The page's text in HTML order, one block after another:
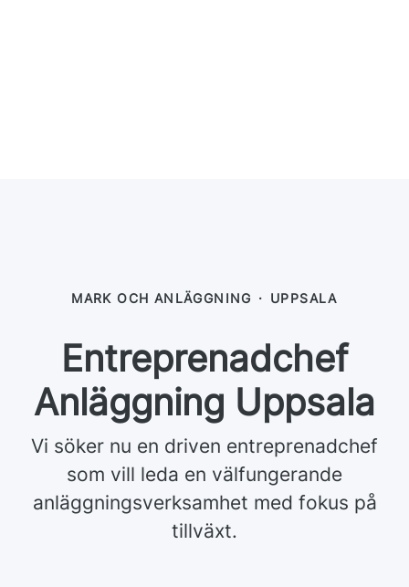
MARK OCH ANLÄGGNING · UPPSALA
Entreprenadchef
Anläggning Uppsala
Vi söker nu en driven entreprenadchef
som vill leda en välfungerande
anläggningsverksamhet med fokus på
tillväxt.